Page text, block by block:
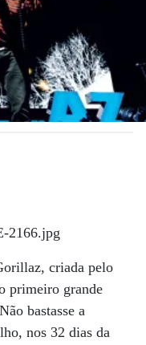
criada pelo
primeiro grande
bastasse a
nos 32 dias da